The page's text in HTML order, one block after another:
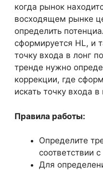
когда рынок
восходящем рынке
определить
сформируется HL, и
точку входа в лонг
тренде нужно
коррекции, где
искать точку входа
Правила работы:
Определите
соответствии
Для